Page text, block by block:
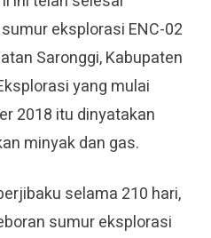
eksplorasi ENC-02
Saronggi, Kabupaten
yang mulai
2018 itu dinyatakan
minyak dan gas.
selama 210 hari,
sumur eksplorasi